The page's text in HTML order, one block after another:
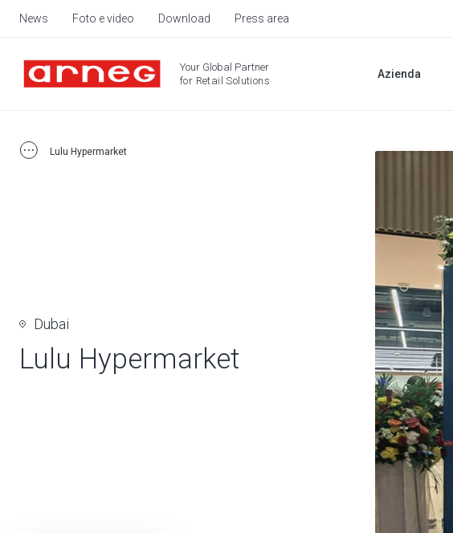
News Foto e video Download Press area
Your Global Partner
for Retail Solutions
Azienda
Lulu Hypermarket
Dubai
Lulu Hypermarket